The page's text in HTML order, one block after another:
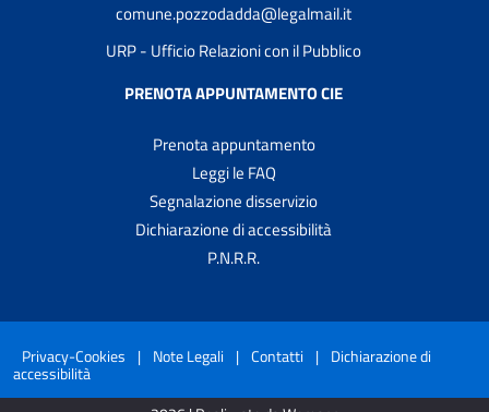
comune.pozzodadda@legalmail.it
URP - Ufficio Relazioni con il Pubblico
PRENOTA APPUNTAMENTO CIE
Prenota appuntamento
Leggi le FAQ
Segnalazione disservizio
Dichiarazione di accessibilità
P.N.R.R.
Privacy-Cookies | Note Legali | Contatti | Dichiarazione di
accessibilità